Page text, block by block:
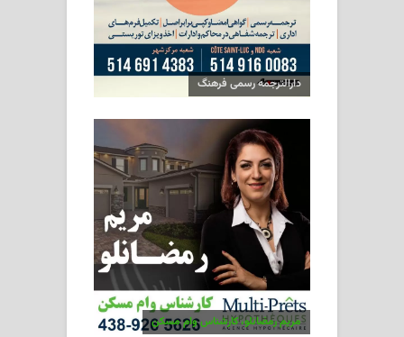
دارالترجمه رسمی فرهنگ
مریم رمضانلو، کارشناس وام مسکن